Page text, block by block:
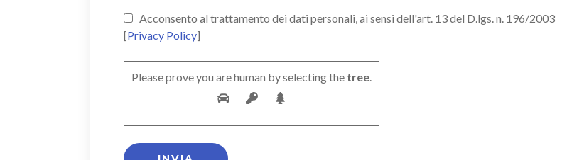
Acconsento al trattamento dei dati personali, ai sensi dell'art. 13 del D.lgs. n. 196/2003
[Privacy Policy]
Please prove you are human by selecting the tree.